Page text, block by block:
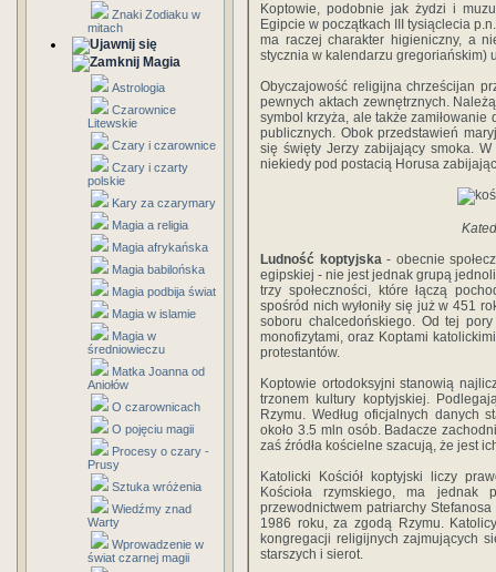
Znaki Zodiaku w
mitach
Magia
Astrologia
Czarownice
Litewskie
Czary i czarownice
Czary i czarty
polskie
Kary za czarymary
Magia a religia
Magia afrykańska
Magia babilońska
Magia podbija świat
Magia w islamie
Magia w
średniowieczu
Matka Joanna od
Aniołów
O czarownicach
O pojęciu magii
Procesy o czary -
Prusy
Sztuka wróżenia
Wiedźmy znad
Warty
Wprowadzenie w
świat czarnej magii
Koptowie, podobnie jak żydzi i
Egipcie w początkach III tysiąclecia
ma raczej charakter higieniczny, a
stycznia w kalendarzu gregoriańskim)
Obyczajowość religijna chrześcijan
pewnych aktach zewnętrznych.
symbol krzyża, ale także
publicznych. Obok przedstawień
się święty Jerzy zabijający smoka.
niekiedy pod postacią Horusa
Ludność koptyjska- obecnie
egipskiej - nie jest jednak grupą
trzy społeczności, które łączą
spośród nich wyłoniły się już w 451
soboru chalcedońskiego. Od tej
monofizytami, oraz Koptami
protestantów.
Koptowie ortodoksyjni stanowią
trzonem kultury koptyjskiej.
Rzymu. Według oficjalnych danych
około 3.5 mln osób. Badacze
zaś źródła kościelne szacują, że jest
Katolicki Kościół koptyjski liczy
Kościoła rzymskiego, ma
przewodnictwem patriarchy
1986 roku, za zgodą Rzymu.
kongregacji religijnych zajmujących
starszych i sierot.